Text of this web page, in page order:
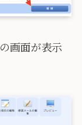
画面が表示